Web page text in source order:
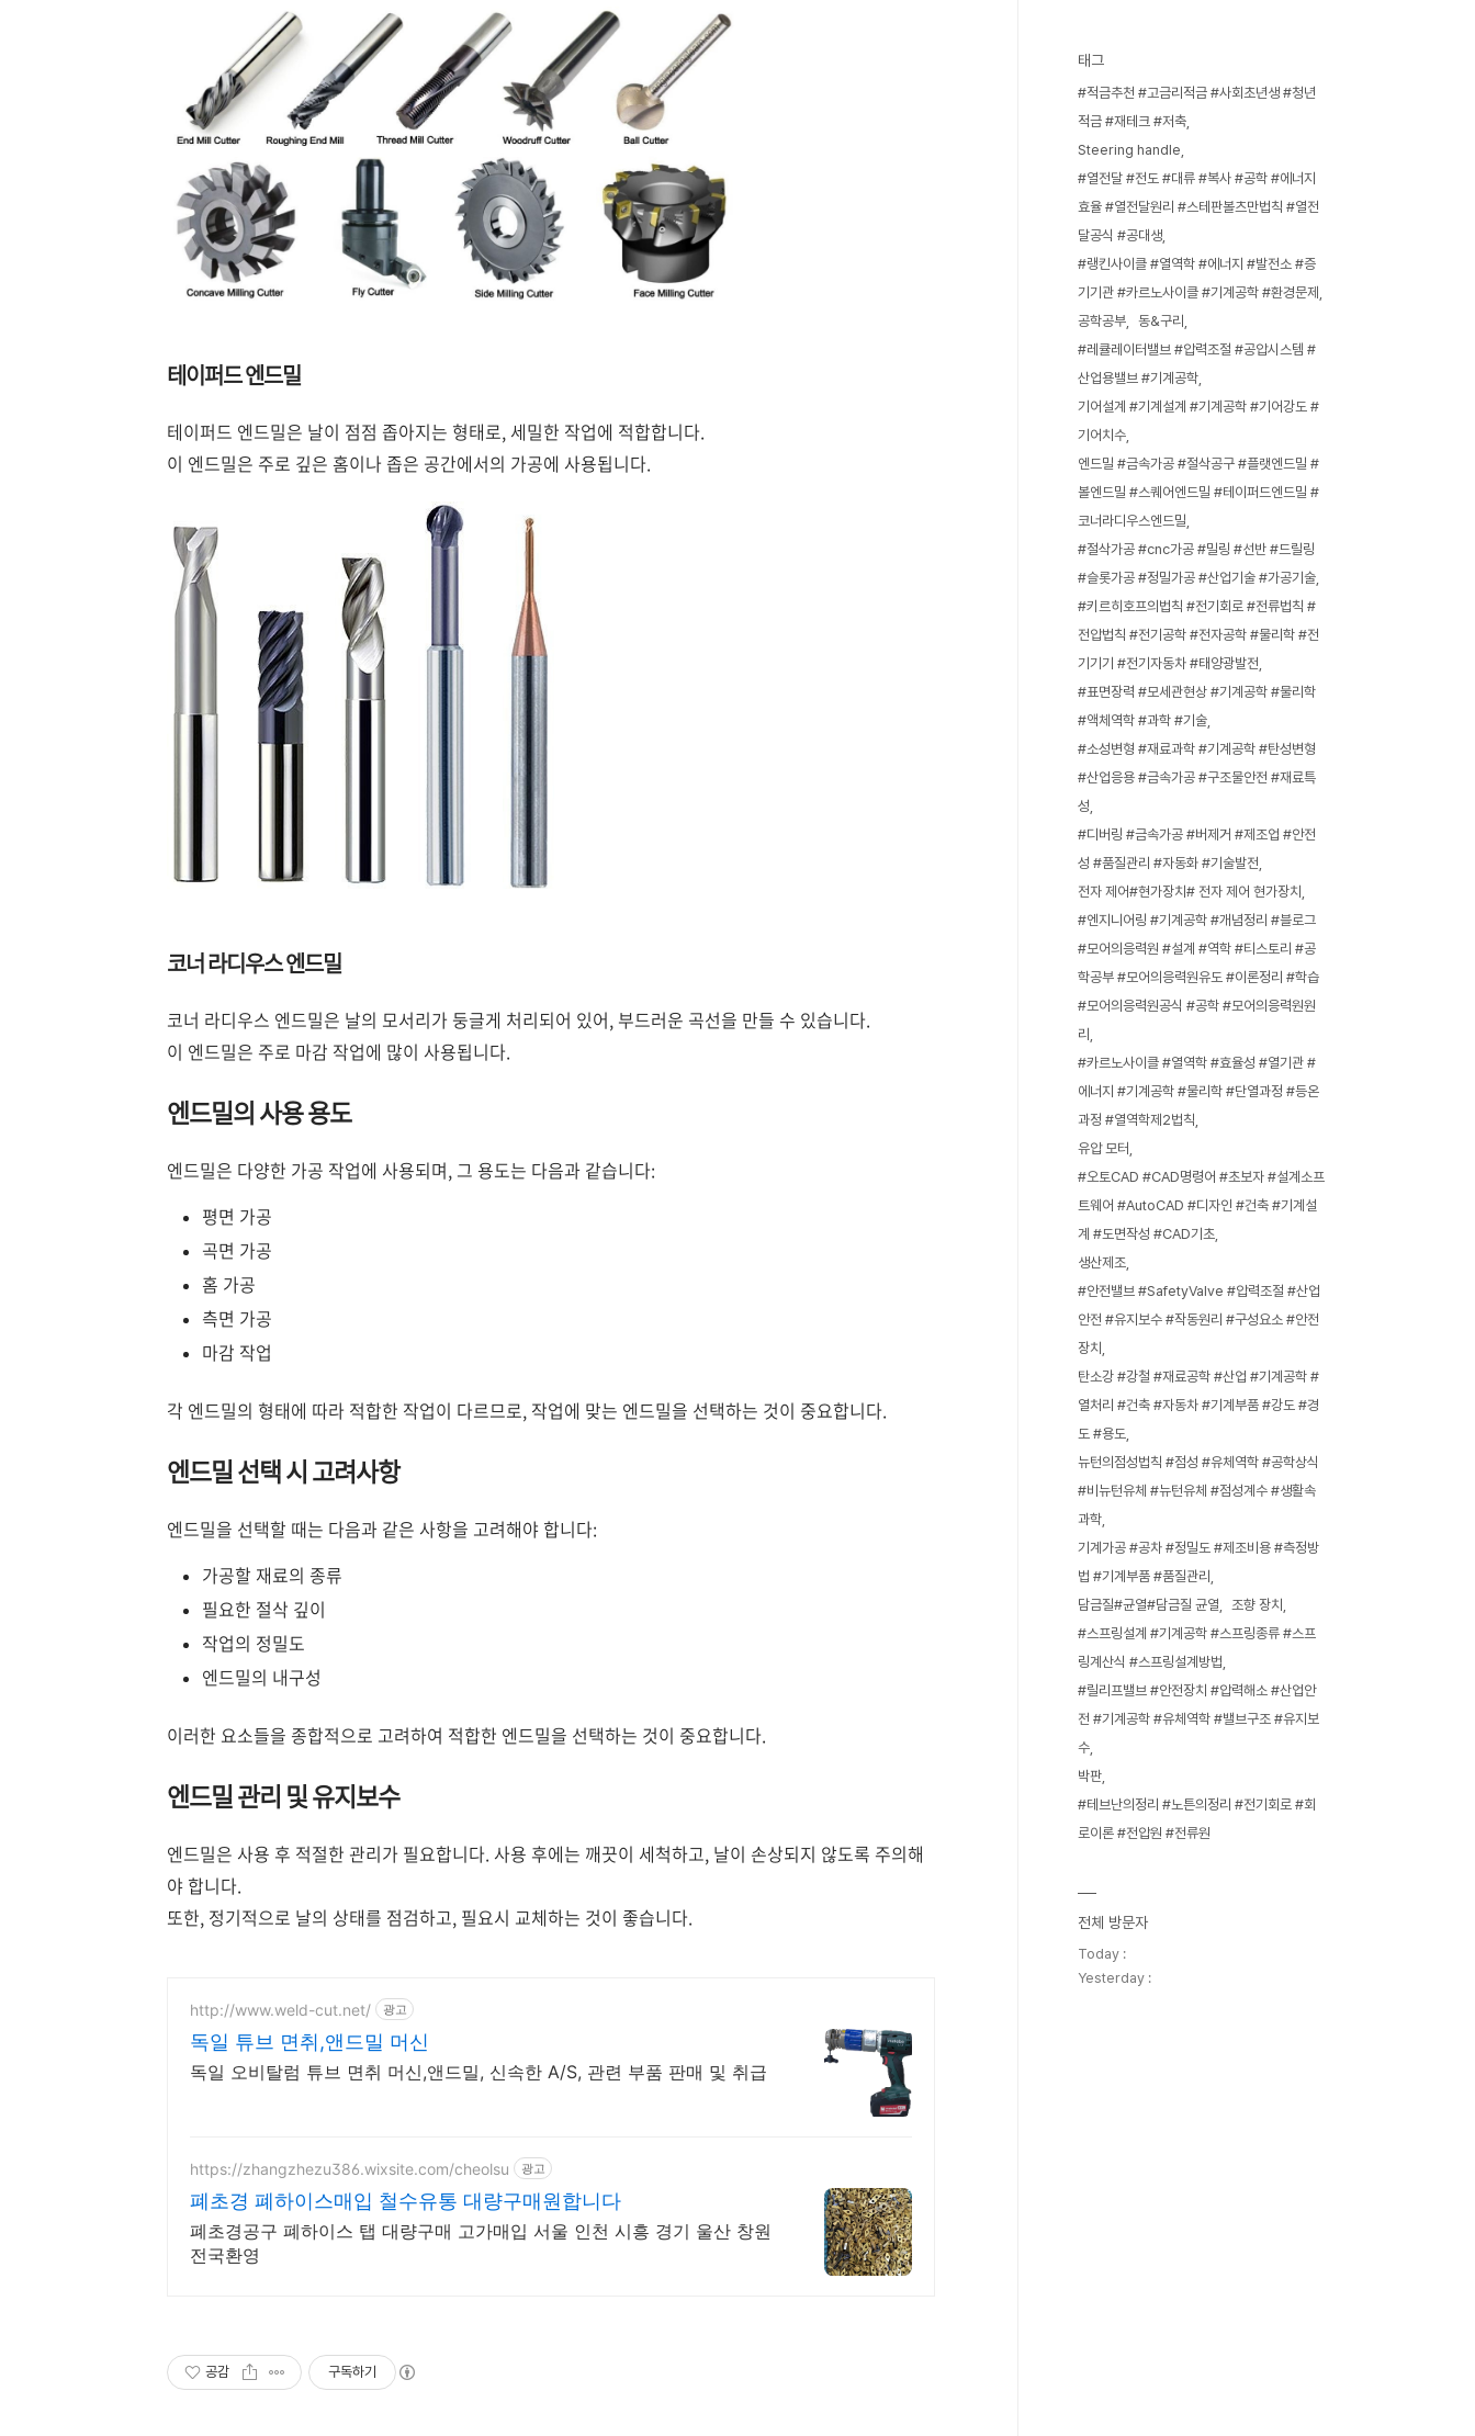
테이퍼드 엔드밀
테이퍼드 엔드밀은 날이 점점 좁아지는 형태로, 세밀한 작업에 적합합니다.
이 엔드밀은 주로 깊은 홈이나 좁은 공간에서의 가공에 사용됩니다.
코너 라디우스 엔드밀
코너 라디우스 엔드밀은 날의 모서리가 둥글게 처리되어 있어, 부드러운 곡선을 만들 수 있습니다.
이 엔드밀은 주로 마감 작업에 많이 사용됩니다.
엔드밀의 사용 용도
엔드밀은 다양한 가공 작업에 사용되며, 그 용도는 다음과 같습니다:
평면 가공
곡면 가공
홈 가공
측면 가공
마감 작업
각 엔드밀의 형태에 따라 적합한 작업이 다르므로, 작업에 맞는 엔드밀을 선택하는 것이 중요합니다.
엔드밀 선택 시 고려사항
엔드밀을 선택할 때는 다음과 같은 사항을 고려해야 합니다:
가공할 재료의 종류
필요한 절삭 깊이
작업의 정밀도
엔드밀의 내구성
이러한 요소들을 종합적으로 고려하여 적합한 엔드밀을 선택하는 것이 중요합니다.
엔드밀 관리 및 유지보수
엔드밀은 사용 후 적절한 관리가 필요합니다. 사용 후에는 깨끗이 세척하고, 날이 손상되지 않도록 주의해
야 합니다.
또한, 정기적으로 날의 상태를 점검하고, 필요시 교체하는 것이 좋습니다.
http://www.weld-cut.net/ 광고
독일 튜브 면취,앤드밀 머신
독일 오비탈럼 튜브 면취 머신,앤드밀, 신속한 A/S, 관련 부품 판매 및 취급
https://zhangzhezu386.wixsite.com/cheolsu 광고
폐초경 폐하이스매입 철수유통 대량구매원합니다
폐초경공구 폐하이스 탭 대량구매 고가매입 서울 인천 시흥 경기 울산 창원
전국환영
공감 구독하기
태그
#적금추천 #고금리적금 #사회초년생 #청년
적금 #재테크 #저축
Steering handle
#열전달 #전도 #대류 #복사 #공학 #에너지
효율 #열전달원리 #스테판볼츠만법칙 #열전
달공식 #공대생
#랭킨사이클 #열역학 #에너지 #발전소 #증
기기관 #카르노사이클 #기계공학 #환경문제
공학공부
동&구리
#레큘레이터밸브 #압력조절 #공압시스템 #
산업용밸브 #기계공학
기어설계 #기계설계 #기계공학 #기어강도 #
기어치수
엔드밀 #금속가공 #절삭공구 #플랫엔드밀 #
볼엔드밀 #스퀘어엔드밀 #테이퍼드엔드밀 #
코너라디우스엔드밀
#절삭가공 #cnc가공 #밀링 #선반 #드릴링
#슬롯가공 #정밀가공 #산업기술 #가공기술
#키르히호프의법칙 #전기회로 #전류법칙 #
전압법칙 #전기공학 #전자공학 #물리학 #전
기기기 #전기자동차 #태양광발전
#표면장력 #모세관현상 #기계공학 #물리학
#액체역학 #과학 #기술
#소성변형 #재료과학 #기계공학 #탄성변형
#산업응용 #금속가공 #구조물안전 #재료특
성
#디버링 #금속가공 #버제거 #제조업 #안전
성 #품질관리 #자동화 #기술발전
전자 제어#현가장치# 전자 제어 현가장치
#엔지니어링 #기계공학 #개념정리 #블로그
#모어의응력원 #설계 #역학 #티스토리 #공
학공부 #모어의응력원유도 #이론정리 #학습
#모어의응력원공식 #공학 #모어의응력원원
리
#카르노사이클 #열역학 #효율성 #열기관 #
에너지 #기계공학 #물리학 #단열과정 #등온
과정 #열역학제2법칙
유압 모터
#오토CAD #CAD명령어 #초보자 #설계소프
트웨어 #AutoCAD #디자인 #건축 #기계설
계 #도면작성 #CAD기초
생산제조
#안전밸브 #SafetyValve #압력조절 #산업
안전 #유지보수 #작동원리 #구성요소 #안전
장치
탄소강 #강철 #재료공학 #산업 #기계공학 #
열처리 #건축 #자동차 #기계부품 #강도 #경
도 #용도
뉴턴의점성법칙 #점성 #유체역학 #공학상식
#비뉴턴유체 #뉴턴유체 #점성계수 #생활속
과학
기계가공 #공차 #정밀도 #제조비용 #측정방
법 #기계부품 #품질관리
담금질#균열#담금질 균열
조향 장치
#스프링설계 #기계공학 #스프링종류 #스프
링계산식 #스프링설계방법
#릴리프밸브 #안전장치 #압력해소 #산업안
전 #기계공학 #유체역학 #밸브구조 #유지보
수
박판
#테브난의정리 #노튼의정리 #전기회로 #회
로이론 #전압원 #전류원
전체 방문자
Today :
Yesterday :